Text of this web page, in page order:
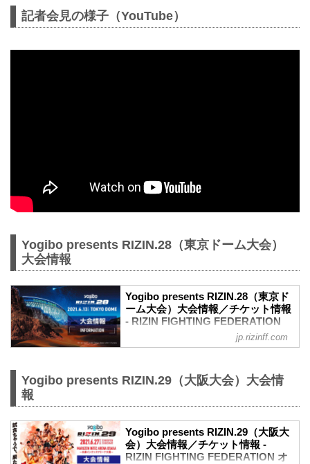
記者会見の様子（YouTube）
Yogibo presents RIZIN.28（東京ドーム大会）
大会情報
Yogibo presents RIZIN.28（東京ド
ーム大会）大会情報／チケット情報
- RIZIN FIGHTING FEDERATION
のお知らせ
席→A席に変更となりました。
客様には当日差額をご返金致します。恐
れ入りますが入場時にお近くの係員にお
申し出下さいますよう、お願い致しま
jp.rizinff.com
Yogibo presents RIZIN.29（大阪大会）大会情
報
Yogibo presents RIZIN.29（大阪大
会）大会情報／チケット情報 -
RIZIN FIGHTING FEDERATION オ